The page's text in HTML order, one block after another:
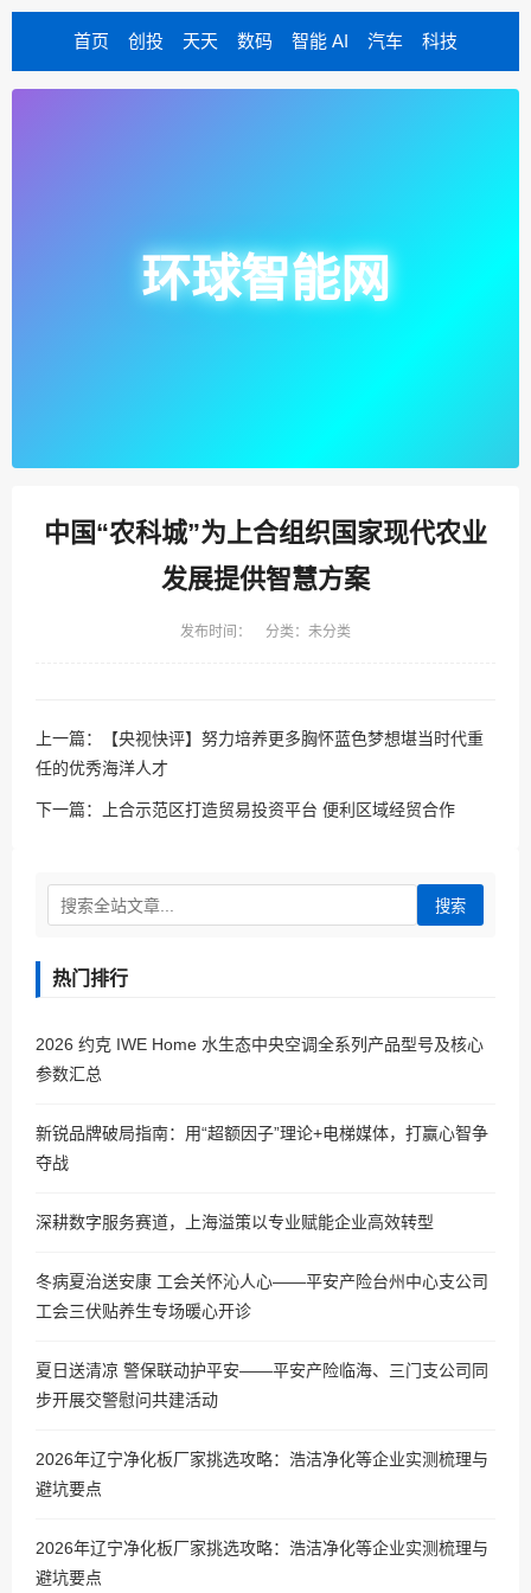
首页 创投 天天 数码 智能 AI 汽车 科技
环球智能网
中国“农科城”为上合组织国家现代农业
发展提供智慧方案
发布时间： 分类：未分类
上一篇：
【央视快评】努力培养更多胸怀蓝色梦想堪当时代重
任的优秀海洋人才
下一篇： 上合示范区打造贸易投资平台 便利区域经贸合作
搜索
热门排行
2026 约克 IWE Home 水生态中央空调全系列产品型号及核心
参数汇总
新锐品牌破局指南：用“超额因子”理论+电梯媒体，打赢心智争
夺战
深耕数字服务赛道，上海溢策以专业赋能企业高效转型
冬病夏治送安康 工会关怀沁人心——平安产险台州中心支公司
工会三伏贴养生专场暖心开诊
夏日送清凉 警保联动护平安——平安产险临海、三门支公司同
步开展交警慰问共建活动
2026年辽宁净化板厂家挑选攻略：浩洁净化等企业实测梳理与
避坑要点
2026年辽宁净化板厂家挑选攻略：浩洁净化等企业实测梳理与
避坑要点